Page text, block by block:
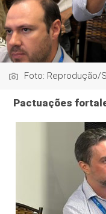
Foto: Reprodução/
Pactuações